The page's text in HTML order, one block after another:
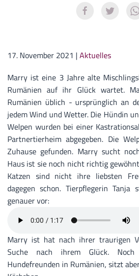
17. November 2021 | Aktuelles
Marry ist eine 3 Jahre alte
Rumänien auf ihr Glück wartet.
Rumänien üblich - ursprünglich an
jedem Wind und Wetter. Die Hündin
Welpen wurden bei einer
Partnertierheim abgegeben. Die
Zuhause gefunden. Marry sucht
Haus ist sie noch nicht richtig
Katzen sind nicht ihre liebsten
dagegen schon. Tierpflegerin
genauer vor:
Marry ist hat nach ihrer traurigen
Suche nach ihrem Glück.
Hundefreunden in Rumänien, sitzt